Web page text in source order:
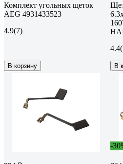
Комплект угольных щеток
AEG 4931433523
4.9(7)
В корзину
4.4
В
-